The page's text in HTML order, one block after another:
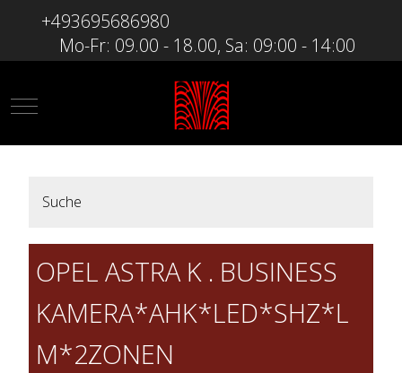
+493695686980
Mo-Fr: 09.00 - 18.00, Sa: 09:00 - 14:00
Mobile Menu Toggle
Suche
OPEL ASTRA K . BUSINESS
KAMERA*AHK*LED*SHZ*L
M*2ZONEN